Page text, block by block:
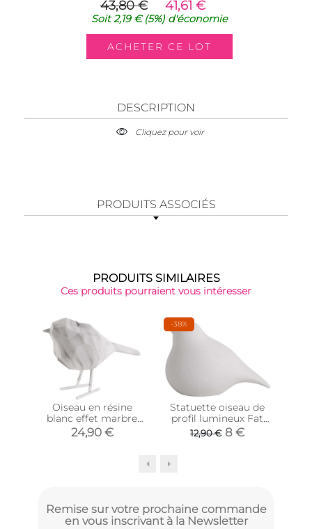
43,80 € 41,61 €
Soit2,19 €(5%) d'économie
DESCRIPTION
Cliquez pour voir
PRODUITS ASSOCIÉS
PRODUITS SIMILAIRES
Ces produits pourraient vous intéresser
Oiseau en résine
blanc effet marbre
Origami (Petit
modèle)
24,90 €
-38%
Statuette oiseau de
profil lumineux Fat
bird (15 x 9 x 10 cm)
12,90 € 8 €
Remise sur votre prochaine commande
en vous inscrivant à la Newsletter